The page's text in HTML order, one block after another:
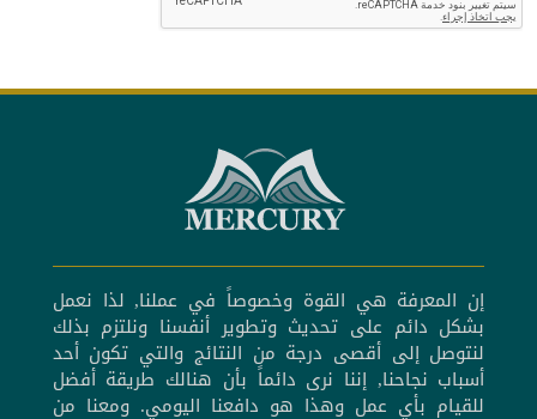
إن المعرفة هي القوة وخصوصاً في عملنا, لذا نعمل
بشكل دائم على تحديث وتطوير أنفسنا ونلتزم بذلك
لنتوصل إلى أقصى درجة من النتائج والتي تكون أحد
أسباب نجاحنا, إننا نرى دائماً بأن هنالك طريقة أفضل
للقيام بأي عمل وهذا هو دافعنا اليومي. ومعنا من